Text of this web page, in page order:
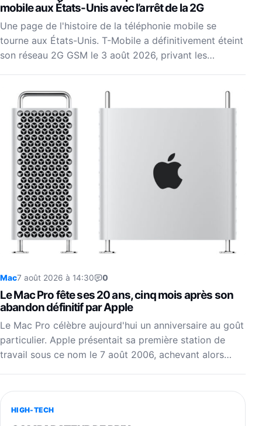
mobile aux États-Unis avec l’arrêt de la 2G
Une page de l'histoire de la téléphonie mobile se
tourne aux États-Unis. T-Mobile a définitivement éteint
son réseau 2G GSM le 3 août 2026, privant les…
Mac7 août 2026 à 14:30 0
Le Mac Pro fête ses 20 ans, cinq mois après son
abandon définitif par Apple
Le Mac Pro célèbre aujourd'hui un anniversaire au goût
particulier. Apple présentait sa première station de
travail sous ce nom le 7 août 2006, achevant alors…
HIGH-TECH